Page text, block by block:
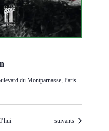
du Montparnasse, Paris
Évènements
suivants